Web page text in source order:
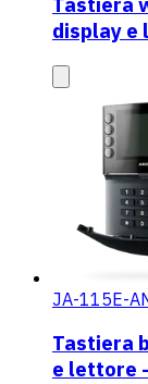
display e
JA-115E-
Tastiera
e lettore